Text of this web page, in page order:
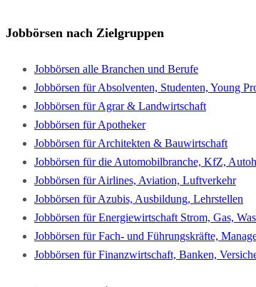
Jobbörsen nach Zielgruppen
Jobbörsen alle Branchen und Berufe
Jobbörsen für Absolventen, Studenten, Young
Jobbörsen für Agrar & Landwirtschaft
Jobbörsen für Apotheker
Jobbörsen für Architekten & Bauwirtschaft
Jobbörsen für die Automobilbranche, KfZ,
Jobbörsen für Airlines, Aviation, Luftverkehr
Jobbörsen für Azubis, Ausbildung, Lehrstellen
Jobbörsen für Energiewirtschaft Strom, Gas,
Jobbörsen für Fach- und Führungskräfte,
Jobbörsen für Finanzwirtschaft, Banken,